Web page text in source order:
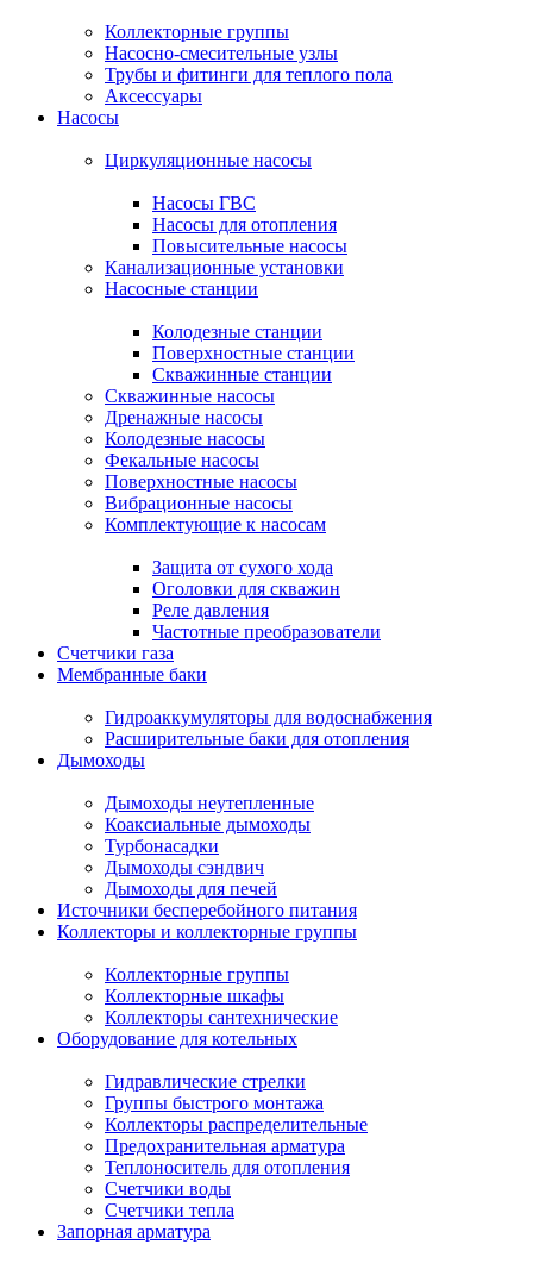
Коллекторные группы
Насосно-смесительные узлы
Трубы и фитинги для теплого пола
Аксессуары
Насосы
Циркуляционные насосы
Насосы ГВС
Насосы для отопления
Повысительные насосы
Канализационные установки
Насосные станции
Колодезные станции
Поверхностные станции
Скважинные станции
Скважинные насосы
Дренажные насосы
Колодезные насосы
Фекальные насосы
Поверхностные насосы
Вибрационные насосы
Комплектующие к насосам
Защита от сухого хода
Оголовки для скважин
Реле давления
Частотные преобразователи
Счетчики газа
Мембранные баки
Гидроаккумуляторы для водоснабжения
Расширительные баки для отопления
Дымоходы
Дымоходы неутепленные
Коаксиальные дымоходы
Турбонасадки
Дымоходы сэндвич
Дымоходы для печей
Источники бесперебойного питания
Коллекторы и коллекторные группы
Коллекторные группы
Коллекторные шкафы
Коллекторы сантехнические
Оборудование для котельных
Гидравлические стрелки
Группы быстрого монтажа
Коллекторы распределительные
Предохранительная арматура
Теплоноситель для отопления
Счетчики воды
Счетчики тепла
Запорная арматура